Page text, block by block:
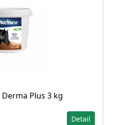
Plus 3 kg
Detail